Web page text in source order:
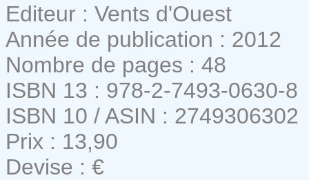
Editeur : Vents d'Ouest
Année de publication : 2012
Nombre de pages : 48
ISBN 13 : 978-2-7493-0630-8
ISBN 10 / ASIN : 2749306302
Prix : 13,90
Devise : €